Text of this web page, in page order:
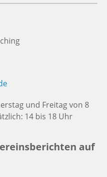
und Freitag von 8
14 bis 18 Uhr
auf